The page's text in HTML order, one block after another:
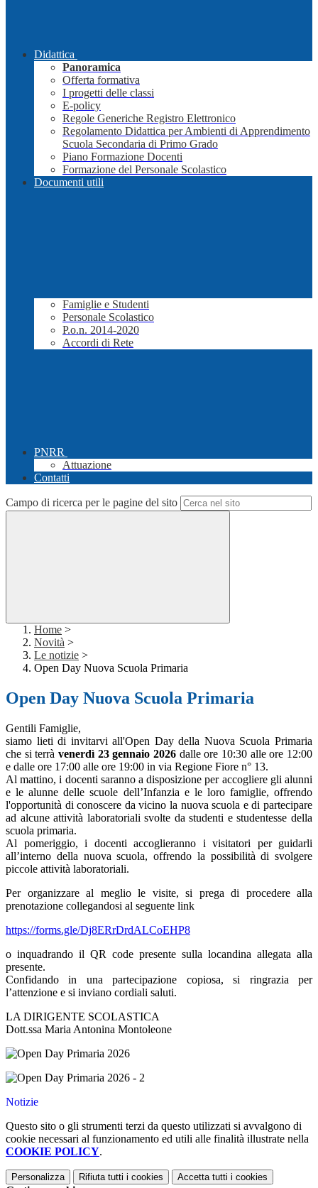
Didattica
Panoramica
Offerta formativa
I progetti delle classi
E-policy
Regole Generiche Registro Elettronico
Regolamento Didattica per Ambienti di Apprendimento
Scuola Secondaria di Primo Grado
Piano Formazione Docenti
Formazione del Personale Scolastico
Documenti utili
Famiglie e Studenti
Personale Scolastico
P.o.n. 2014-2020
Accordi di Rete
PNRR
Attuazione
Contatti
Campo di ricerca per le pagine del sito
Home >
Novità >
Le notizie >
Open Day Nuova Scuola Primaria
Open Day Nuova Scuola Primaria
Gentili Famiglie,
siamo lieti di invitarvi all'Open Day della Nuova Scuola Primaria
che si terrà venerdì 23 gennaio 2026 dalle ore 10:30 alle ore 12:00
e dalle ore 17:00 alle ore 19:00 in via Regione Fiore n° 13.
Al mattino, i docenti saranno a disposizione per accogliere gli alunni
e le alunne delle scuole dell’Infanzia e le loro famiglie, offrendo
l'opportunità di conoscere da vicino la nuova scuola e di partecipare
ad alcune attività laboratoriali svolte da studenti e studentesse della
scuola primaria.
Al pomeriggio, i docenti accoglieranno i visitatori per guidarli
all’interno della nuova scuola, offrendo la possibilità di svolgere
piccole attività laboratoriali.
Per organizzare al meglio le visite, si prega di procedere alla
prenotazione collegandosi al seguente link
https://forms.gle/Dj8ERrDrdALCoEHP8
o inquadrando il QR code presente sulla locandina allegata alla
presente.
Confidando in una partecipazione copiosa, si ringrazia per
l’attenzione e si inviano cordiali saluti.
LA DIRIGENTE SCOLASTICA
Dott.ssa Maria Antonina Montoleone
Notizie
Questo sito o gli strumenti terzi da questo utilizzati si avvalgono di
cookie necessari al funzionamento ed utili alle finalità illustrate nella
COOKIE POLICY.
Personalizza Rifiuta tutti i cookies Accetta tutti i cookies